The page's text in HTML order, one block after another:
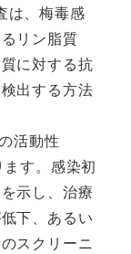
は、梅毒感
リン脂質
に対する抗
出する方法
活動性
す。感染初
示し、治療
下、あるい
スクリーニ